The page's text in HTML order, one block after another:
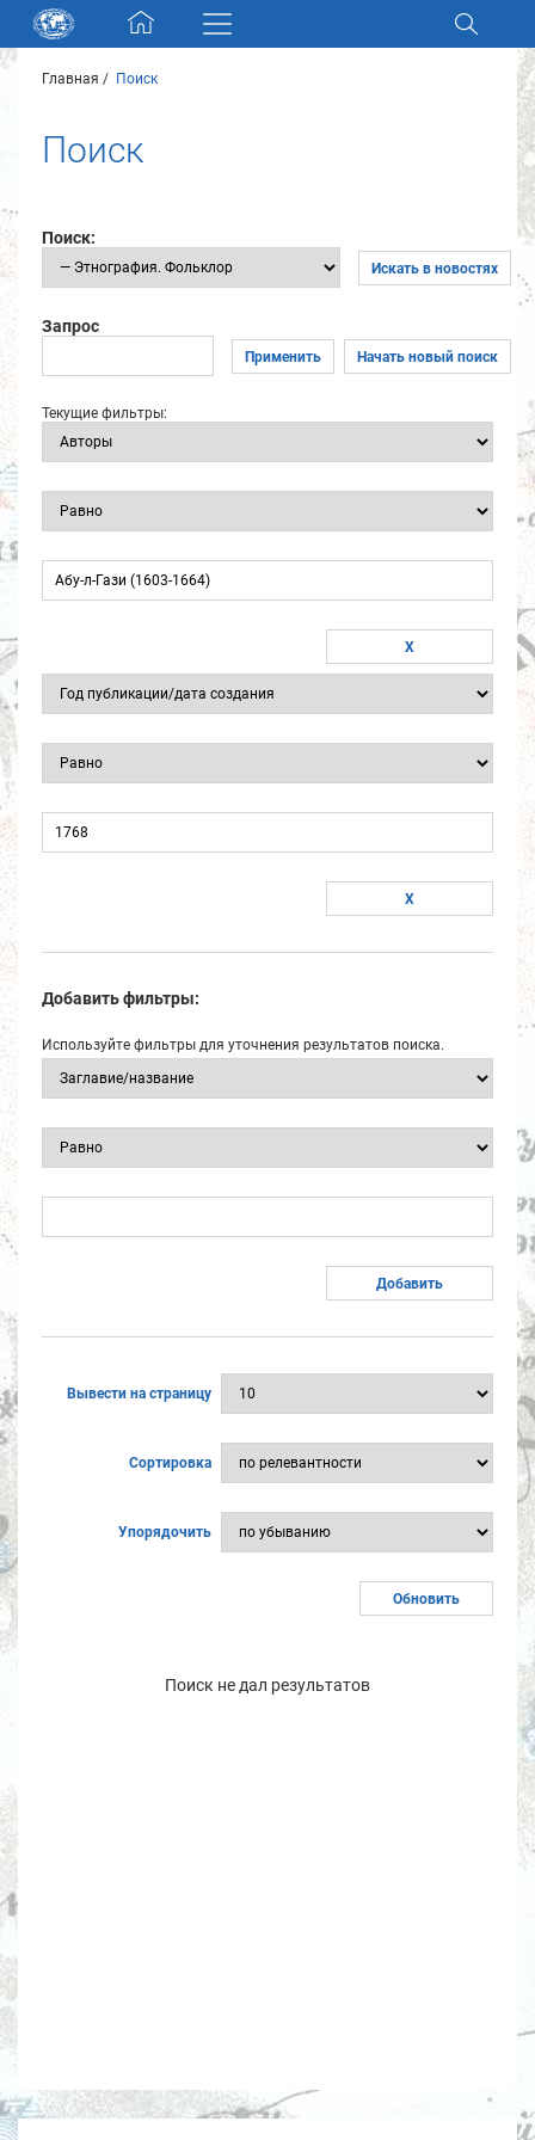
Skip navigation
Разделы и коллекции
Электронный каталог
Новости
Партнеры
Найти
Главная Поиск
Поиск
Поиск:
Искать в новостях
Запрос
Применить Начать новый поиск
Текущие фильтры:
Добавить фильтры:
Используйте фильтры для уточнения результатов поиска.
Вывести на страницу
Сортировка
Упорядочить
Поиск не дал результатов